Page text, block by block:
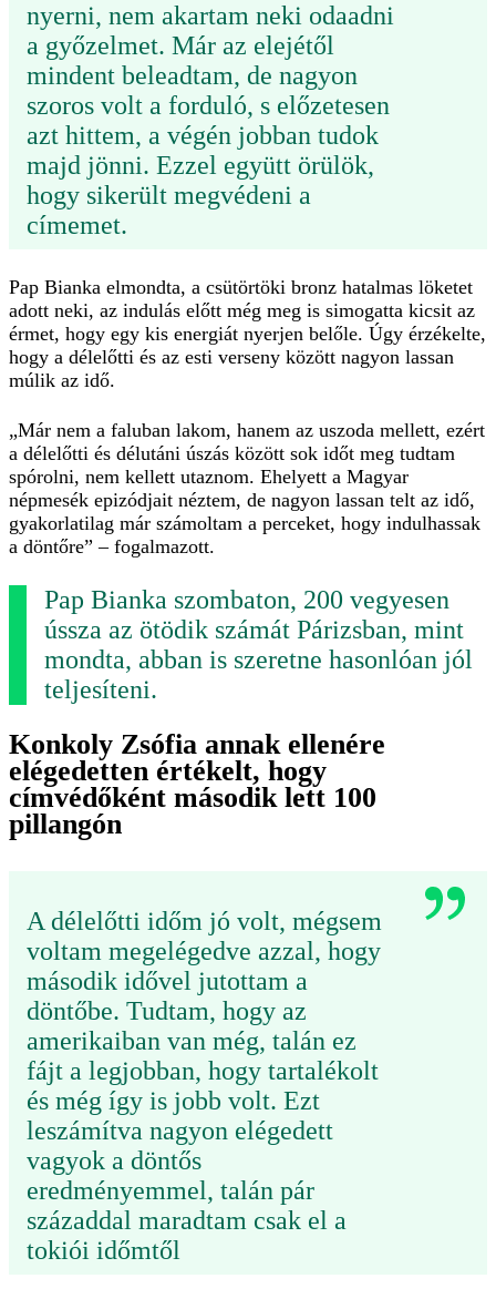
nyerni, nem akartam neki odaadni
a győzelmet. Már az elejétől
mindent beleadtam, de nagyon
szoros volt a forduló, s előzetesen
azt hittem, a végén jobban tudok
majd jönni. Ezzel együtt örülök,
hogy sikerült megvédeni a
címemet.
Pap Bianka elmondta, a csütörtöki bronz hatalmas löketet
adott neki, az indulás előtt még meg is simogatta kicsit az
érmet, hogy egy kis energiát nyerjen belőle. Úgy érzékelte,
hogy a délelőtti és az esti verseny között nagyon lassan
múlik az idő.
„Már nem a faluban lakom, hanem az uszoda mellett, ezért
a délelőtti és délutáni úszás között sok időt meg tudtam
spórolni, nem kellett utaznom. Ehelyett a Magyar
népmesék epizódjait néztem, de nagyon lassan telt az idő,
gyakorlatilag már számoltam a perceket, hogy indulhassak
a döntőre” – fogalmazott.
Pap Bianka szombaton, 200 vegyesen
ússza az ötödik számát Párizsban, mint
mondta, abban is szeretne hasonlóan jól
teljesíteni.
Konkoly Zsófia annak ellenére
elégedetten értékelt, hogy
címvédőként második lett 100
pillangón
A délelőtti időm jó volt, mégsem
voltam megelégedve azzal, hogy
második idővel jutottam a
döntőbe. Tudtam, hogy az
amerikaiban van még, talán ez
fájt a legjobban, hogy tartalékolt
és még így is jobb volt. Ezt
leszámítva nagyon elégedett
vagyok a döntős
eredményemmel, talán pár
századdal maradtam csak el a
tokiói időmtől